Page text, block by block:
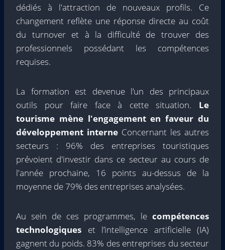
dédiés à l'attraction de nouveaux profils. Ce
changement reflète une réponse directe au coût
du turnover et à la difficulté de trouver des
professionnels possédant les compétences
requises.
La formation est devenue l’un des principaux
outils pour faire face à cette situation. Le
tourisme mène l'engagement en faveur du
développement interne Concernant les autres
secteurs : 96% des entreprises touristiques
prévoient d'investir dans ce secteur au cours de
l'année prochaine, 16 points au-dessus de la
moyenne de 79% des entreprises analysées.
Au sein de ces programmes, le compétences
technologiques et l’intelligence artificielle (IA)
gagnent du poids. 83% des entreprises du secteur